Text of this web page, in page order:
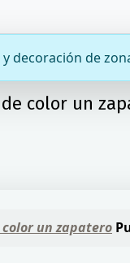
decoración de
color un
un zapatero